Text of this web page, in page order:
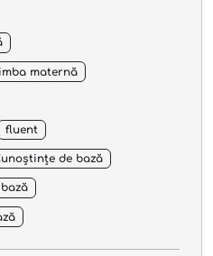
maternă
fluent
de bază